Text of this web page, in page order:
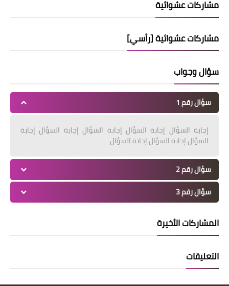
مشاركات عشوائية
مشاركات عشوائية [رأسي]
سؤال وجواب
سؤال رقم 1
إجابة السؤال إجابة السؤال إجابة السؤال إجابة السؤال إجابة
السؤال إجابة السؤال إجابة السؤال
سؤال رقم 2
سؤال رقم 3
المشاركات الأخيرة
التعليقات